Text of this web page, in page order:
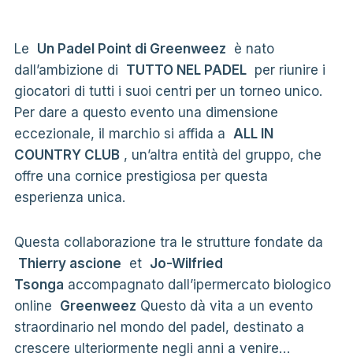
Le Un Padel Point di Greenweez è nato
dall’ambizione di TUTTO NEL PADELper riunire i
giocatori di tutti i suoi centri per un torneo unico.
Per dare a questo evento una dimensione
eccezionale, il marchio si affida a ALL IN
COUNTRY CLUB, un’altra entità del gruppo, che
offre una cornice prestigiosa per questa
esperienza unica.
Questa collaborazione tra le strutture fondate da
Thierry ascione et Jo-Wilfried
Tsonga accompagnato dall’ipermercato biologico
online Greenweez Questo dà vita a un evento
straordinario nel mondo del padel, destinato a
crescere ulteriormente negli anni a venire…